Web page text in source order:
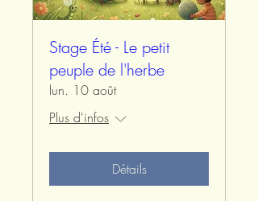
Stage Été - Le petit
peuple de l'herbe
lun. 10 août
Plus d'infos
Détails